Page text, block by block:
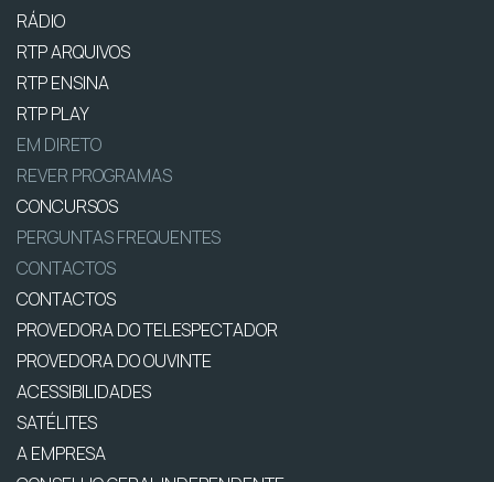
RÁDIO
RTP ARQUIVOS
RTP ENSINA
RTP PLAY
EM DIRETO
REVER PROGRAMAS
CONCURSOS
PERGUNTAS FREQUENTES
CONTACTOS
CONTACTOS
PROVEDORA DO TELESPECTADOR
PROVEDORA DO OUVINTE
ACESSIBILIDADES
SATÉLITES
A EMPRESA